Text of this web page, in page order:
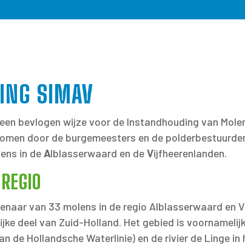
SIMAV
bevlogen wijze voor de Instandhouding van
door de burgemeesters en de
in de Alblasserwaard en deVijfheerenlanden.
van 33 molens in de regio Alblasserwaard
deel van Zuid-Holland. Het gebied is
de Hollandsche Waterlinie) en de rivier de Linge